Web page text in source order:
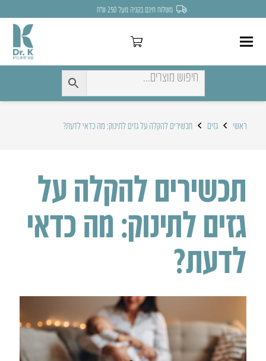
לחצו כאן להנחה של 7% לקניה הראשונה
ראשי גזים תכשירים להקלה על גזים לתינוק: מה כדאי לדעת?
תכשירים להקלה על
גזים לתינוק: מה כדאי
לדעת?